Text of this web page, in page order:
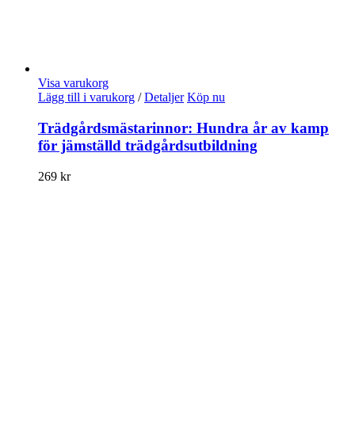
Visa varukorg
Lägg till i varukorg / Detaljer Köp nu
Trädgårdsmästarinnor: Hundra år av kamp
för jämställd trädgårdsutbildning
269 kr